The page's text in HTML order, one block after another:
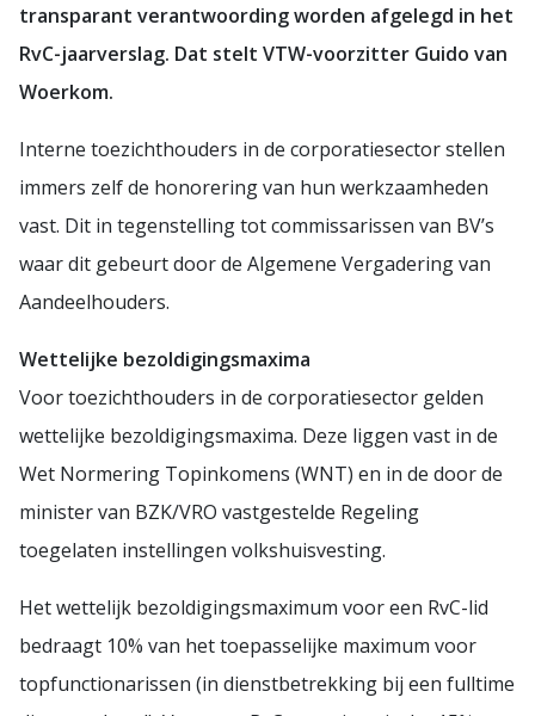
transparant verantwoording worden afgelegd in het
RvC-jaarverslag. Dat stelt VTW-voorzitter Guido van
Woerkom.
Interne toezichthouders in de corporatiesector stellen
immers zelf de honorering van hun werkzaamheden
vast. Dit in tegenstelling tot commissarissen van BV’s
waar dit gebeurt door de Algemene Vergadering van
Aandeelhouders.
Wettelijke bezoldigingsmaxima
Voor toezichthouders in de corporatiesector gelden
wettelijke bezoldigingsmaxima. Deze liggen vast in de
Wet Normering Topinkomens (WNT) en in de door de
minister van BZK/VRO vastgestelde Regeling
toegelaten instellingen volkshuisvesting.
Het wettelijk bezoldigingsmaximum voor een RvC-lid
bedraagt 10% van het toepasselijke maximum voor
topfunctionarissen (in dienstbetrekking bij een fulltime